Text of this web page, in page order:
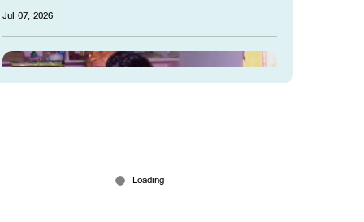
Jul 07, 2026